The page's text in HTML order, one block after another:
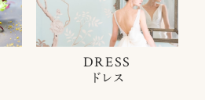
DRESS
ドレス